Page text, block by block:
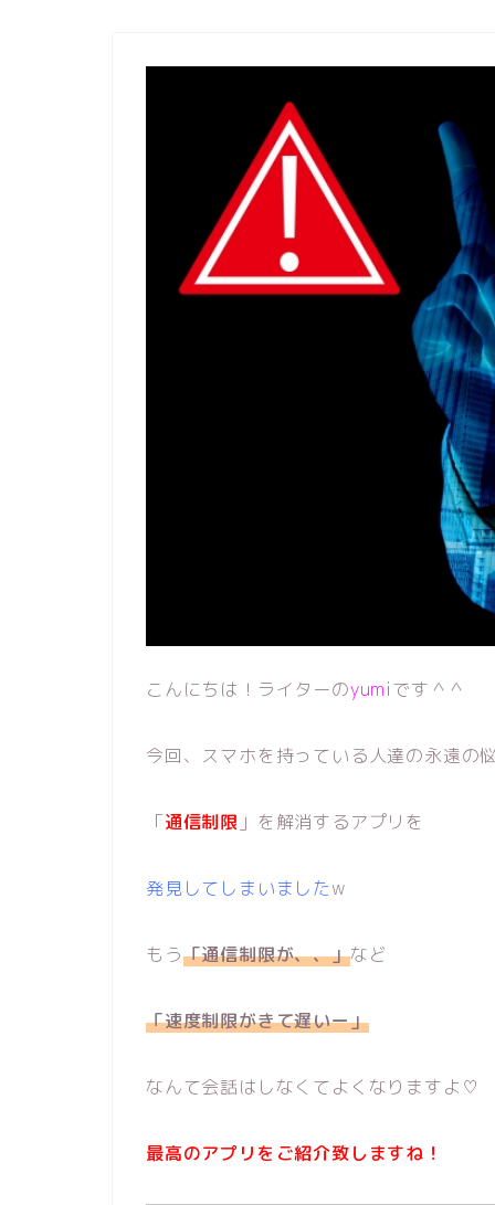
こんにちは！ライターのyumiです＾＾
今回、 スマホを持っている人達の永遠の
「通信制限 」 を解消するアプリを
発見してしまいましたw
もう「通信制限が、、」など
「速度制限がきて遅いー」
なんて会話はしなくてよくなりますよ♡
最高のアプリをご紹介致しますね！